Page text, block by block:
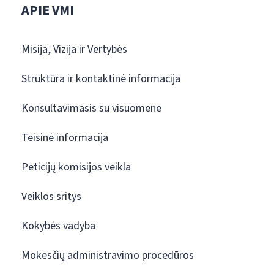
APIE VMI
Misija, Vizija ir Vertybės
Struktūra ir kontaktinė informacija
Konsultavimasis su visuomene
Teisinė informacija
Peticijų komisijos veikla
Veiklos sritys
Kokybės vadyba
Mokesčių administravimo procedūros